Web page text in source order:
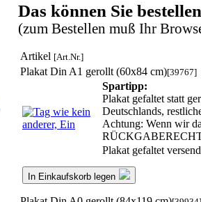
Das können Sie
(zum Bestellen muß Ihr
Artikel [Art.Nr.]
Plakat Din A1 gerollt (60x84 cm)[39767]
Spartipp:
Plakat gefaltet statt
Deutschlands,
Achtung: Wenn wir
Plakat gefaltet
In Einkaufskorb legen